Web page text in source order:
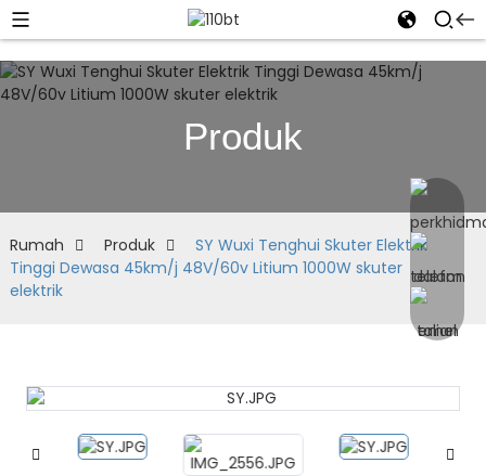
Produk
Rumah Produk
SY Wuxi Tenghui Skuter Elektrik
Tinggi Dewasa 45km/j 48V/60v Litium 1000W skuter
elektrik